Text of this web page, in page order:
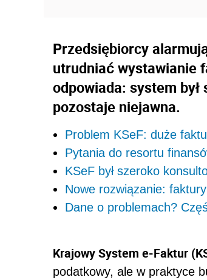
Przedsiębiorcy
utrudniać wystawianie
odpowiada: system
pozostaje niejawna.
Problem KSeF: duże
Pytania do resortu
KSeF był szeroko
Nowe rozwiązanie:
Dane o problemach?
Krajowy System e-Faktur
podatkowy, ale w praktyce